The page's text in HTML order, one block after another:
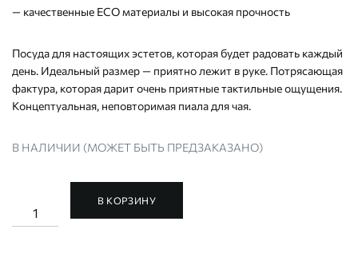
— качественные ECO материалы и высокая прочность
Посуда для настоящих эстетов, которая будет радовать каждый
день. Идеальный размер — приятно лежит в руке. Потрясающая
фактура, которая дарит очень приятные тактильные ощущения.
Концептуальная, неповторимая пиала для чая.
В НАЛИЧИИ (МОЖЕТ БЫТЬ ПРЕДЗАКАЗАНО)
Количество
ЧАЙНАЯ
В КОРЗИНУ